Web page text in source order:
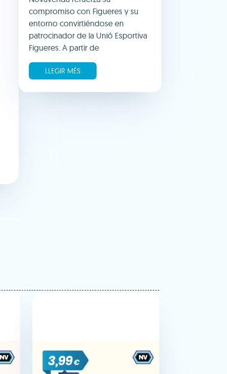
compromiso con Figueres y su
entorno convirtiéndose en
patrocinador de la Unió Esportiva
Figueres. A partir de
LLEGIR MÉS